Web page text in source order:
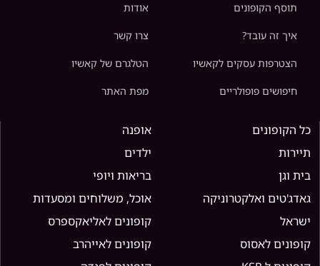
תוסף הקופונים אודות
איך זה עובד? צרו קשר
הצטרפות עסקים לקאשיו הטלגרם של קאשיו
חיפושים פופולריים מפת האתר
כל הקופונים
אופנה
תיירות
ילדים
בית וגן
בריאות ויופי
גאדג'טים ואלקטרוניקה
אוכל, משלוחים ומסעדות
ישראל
קופונים לאליאקספרס
קופונים לאסוס
קופונים לאייהרב